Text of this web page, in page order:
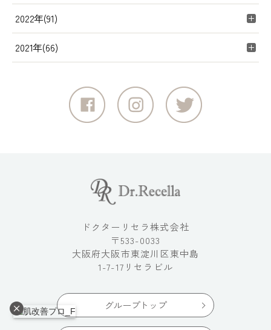
2022年(91)
2021年(66)
ドクターリセラ株式会社
〒533-0033
大阪府大阪市東淀川区東中島
1-7-17リセラビル
グループトップ